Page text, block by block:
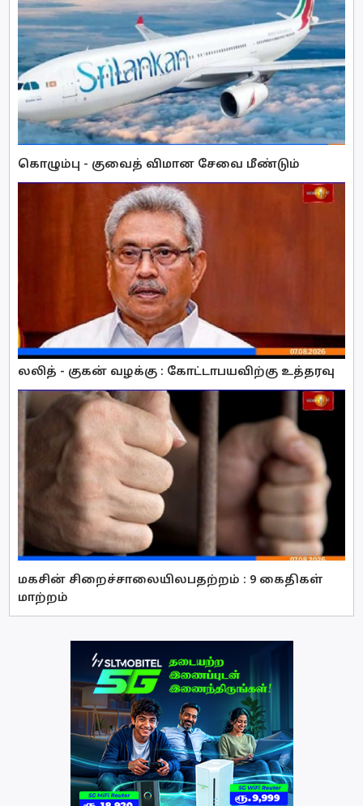
கொழும்பு - குவைத் விமான சேவை மீண்டும்
லலித் - குகன் வழக்கு : கோட்டாபயவிற்கு உத்தரவு
மகசின் சிறைச்சாலையிலபதற்றம் : 9 கைதிகள்
மாற்றம்